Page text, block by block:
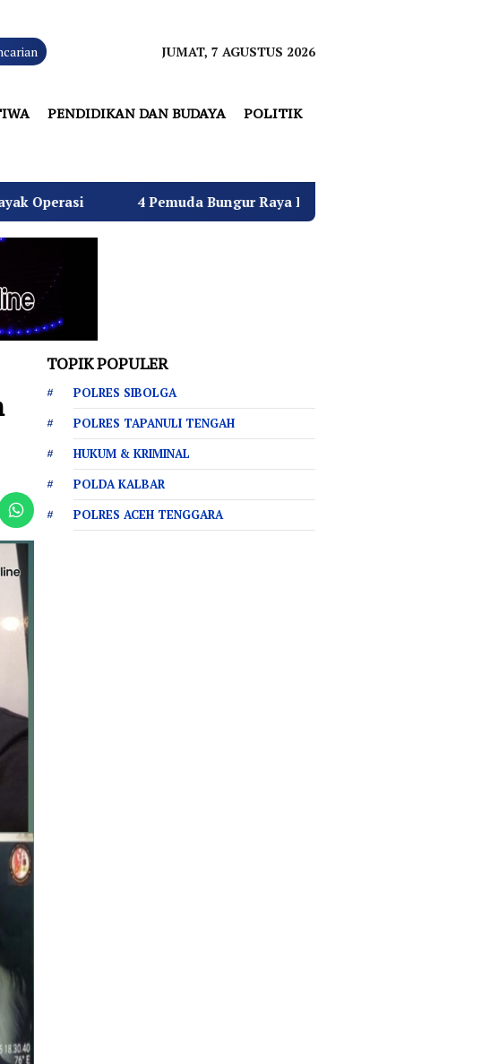
JUMAT, 7 AGUSTUS 2026
PENDIDIKAN DAN BUDAYA POLITIK
4 Pemuda Bungur Raya Bulatkan Dukungan untuk Hj. Desi Kurniati
TOPIK POPULER
POLRES SIBOLGA
POLRES TAPANULI TENGAH
HUKUM & KRIMINAL
POLDA KALBAR
POLRES ACEH TENGGARA